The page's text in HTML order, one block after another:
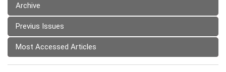
Archive
Previus Issues
Most Accessed Articles